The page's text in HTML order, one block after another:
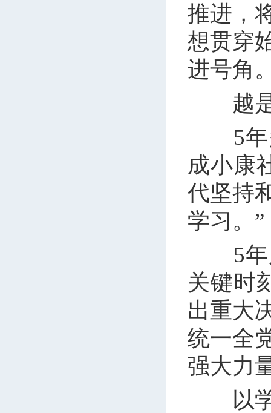
推进，
想贯穿
进号角
越是
5年多
成小康
代坚持
学习。”
5年后
关键时
出重大
统一全
强大力
以学